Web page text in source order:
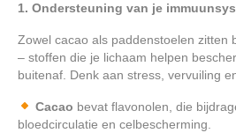
1. Ondersteuning van je
Zowel cacao als paddenstoelen zitten
– stoffen die je lichaam helpen
buitenaf. Denk aan stress, vervuiling
Cacao bevat flavonolen, die
bloedcirculatie en celbescherming.